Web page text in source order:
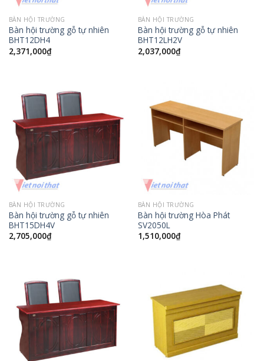
BÀN HỘI TRƯỜNG
Bàn hội trường gỗ tự nhiên
BHT12DH4
2,371,000₫
BÀN HỘI TRƯỜNG
Bàn hội trường gỗ tự nhiên
BHT12LH2V
2,037,000₫
BÀN HỘI TRƯỜNG
Bàn hội trường gỗ tự nhiên
BHT15DH4V
2,705,000₫
BÀN HỘI TRƯỜNG
Bàn hội trường Hòa Phát
SV2050L
1,510,000₫